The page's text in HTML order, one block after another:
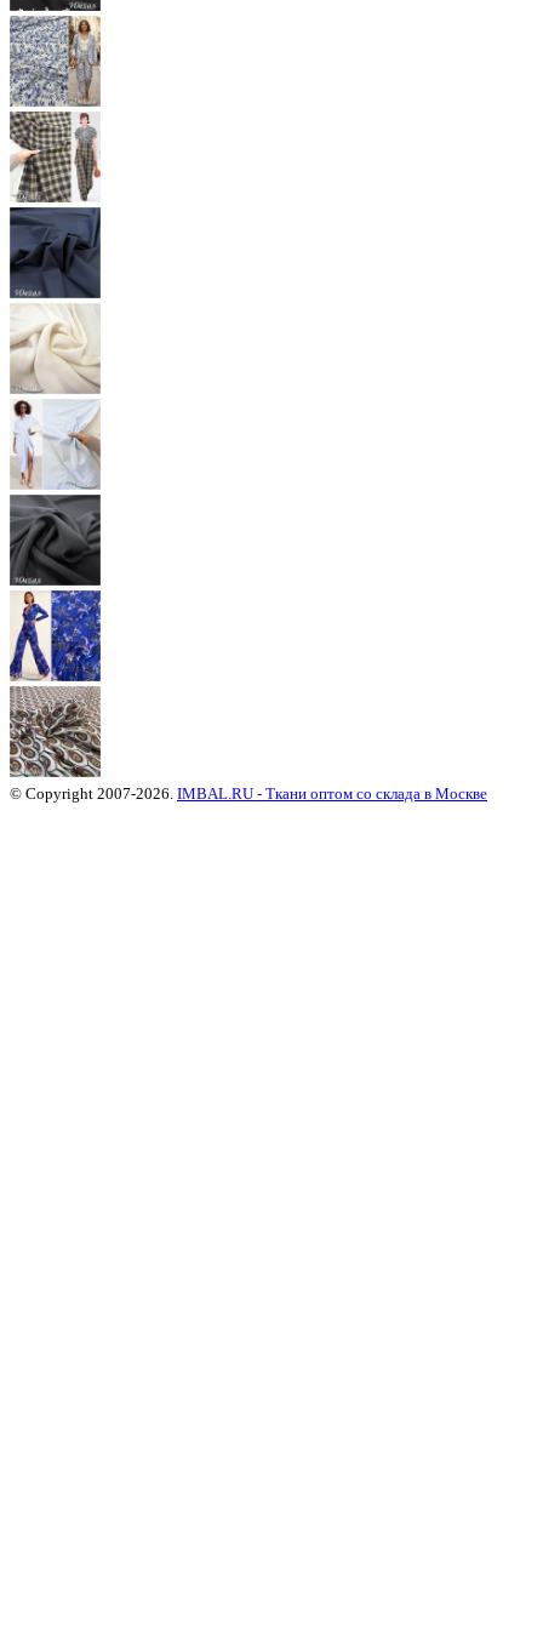
© Copyright 2007-2026. IMBAL.RU - Ткани оптом со склада в Москве